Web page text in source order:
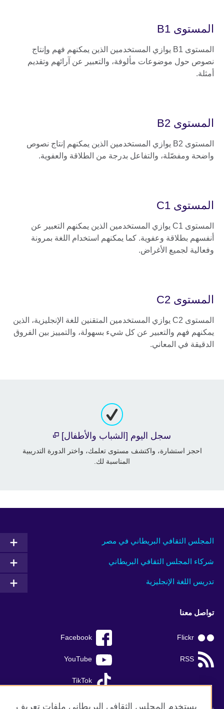
المستوى B1
المستوى B1 يوازي المستخدمين الذين يمكنهم فهم وإنتاج
نصوص حول موضوعات مألوفة، والتعبير عن آرائهم وتقديم
أمثلة.
المستوى B2
المستوى B2 يوازي المستخدمين الذين يمكنهم إنتاج نصوص
واضحة ومفصّلة، والتفاعل بدرجة من الطلاقة والعفوية.
المستوى C1
المستوى C1 يوازي المستخدمين الذين يمكنهم التعبير عن
أنفسهم بطلاقة وعفوية. كما يمكنهم استخدام اللغة بمرونة
وفعالية لجميع الأغراض.
المستوى C2
المستوى C2 يوازي المستخدمين المتقنين للغة الإنجليزية، الذين
يمكنهم فهم والتعبير عن كل شيء بسهولة، والتمييز بين الفروق
الدقيقة في المعاني.
سجل اليوم [الشباب والأطفال]
احجز استشارة، واكتشف مستوى تعلمك، واختر الدورة التدريبية
المناسبة لك.
المجلس الثقافي البريطاني في مصر
شركاء المجلس الثقافي البريطاني
تدريس اللغة الإنجليزية
تواصل معنا
Facebook Flickr
YouTube RSS
TikTok
يستخدم المجلس الثقافي البريطاني ملفات تعريف